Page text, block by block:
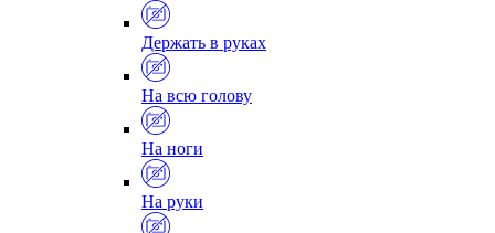
Держать в руках
На всю голову
На ноги
На руки